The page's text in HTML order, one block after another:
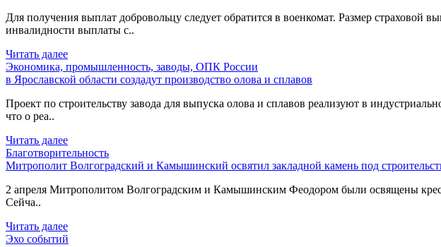
Для получения выплат добровольцу следует обратится в военкомат. Размер страховой
инвалидности выплаты с..
Читать далее
Экономика, промышленность, заводы, ОПК России
в Ярославской области создадут производство олова и сплавов
Проект по строительству завода для выпуска олова и сплавов реализуют в
что о реа..
Читать далее
Благотворительность
Митрополит Волгоградский и Камышинский освятил закладной камень под
2 апреля Митрополитом Волгоградским и Камышинским Феодором были освящены
Сейча..
Читать далее
Эхо событий